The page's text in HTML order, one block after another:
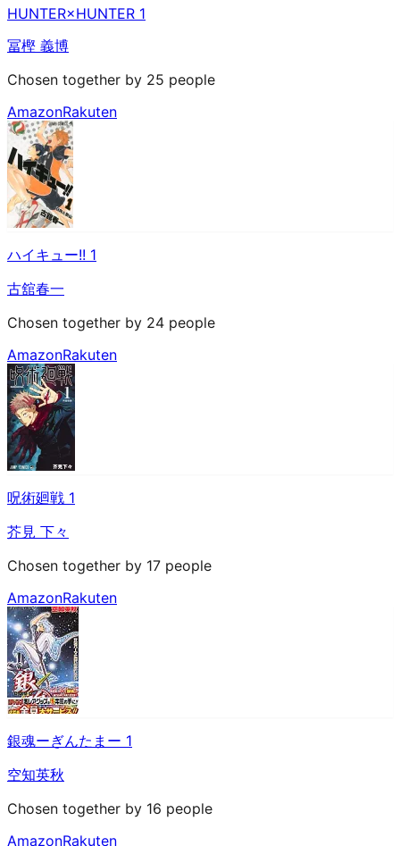
HUNTER×HUNTER 1
冨樫 義博
Chosen together by 25 people
AmazonRakuten
ハイキュー!! 1
古舘春一
Chosen together by 24 people
AmazonRakuten
呪術廻戦 1
芥見 下々
Chosen together by 17 people
AmazonRakuten
銀魂ーぎんたまー 1
空知英秋
Chosen together by 16 people
AmazonRakuten